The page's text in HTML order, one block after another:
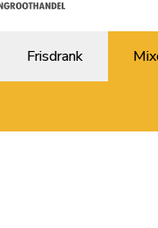
Frisdrank